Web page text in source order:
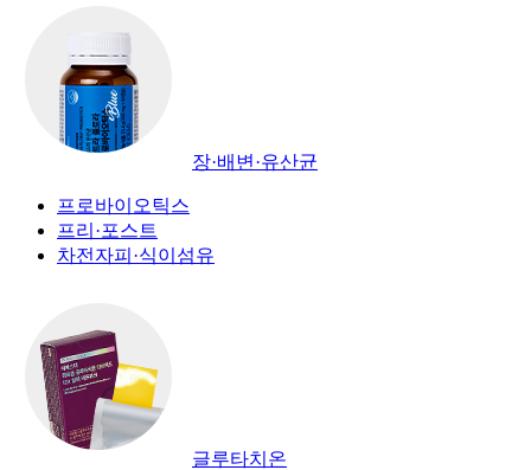
장·배변·유산균
프로바이오틱스
프리·포스트
차전자피·식이섬유
글루타치온